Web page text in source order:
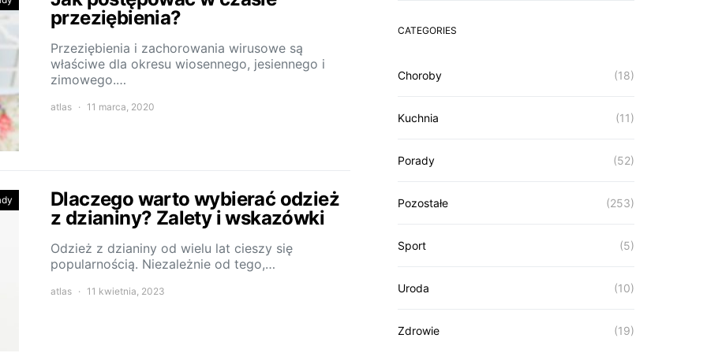
przeziębienia?
Przeziębienia i zachorowania wirusowe są
właściwe dla okresu wiosennego, jesiennego i
zimowego.…
atlas 11 marca, 2020
Dlaczego warto wybierać odzież
z dzianiny? Zalety i wskazówki
Odzież z dzianiny od wielu lat cieszy się
popularnością. Niezależnie od tego,…
atlas 11 kwietnia, 2023
CATEGORIES
Choroby (18)
Kuchnia (11)
Porady (52)
Pozostałe (253)
Sport (5)
Uroda (10)
Zdrowie (19)